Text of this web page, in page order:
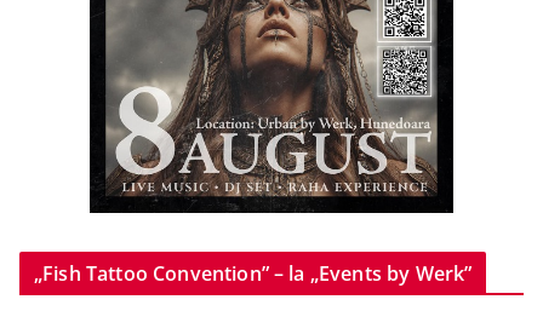
„Fish Tattoo Convention” – la „Events by Werk”